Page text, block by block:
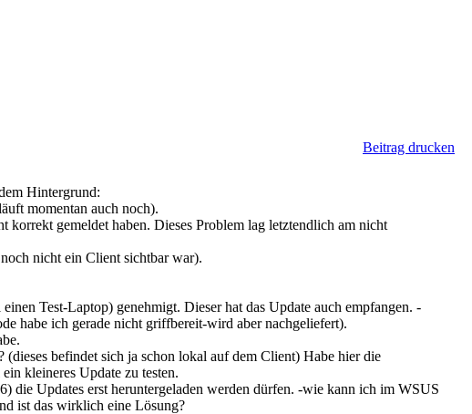
Beitrag drucken
Hintergrund:
momentan auch noch).
gemeldet haben. Dieses Problem lag letztendlich am nicht
nicht ein Client sichtbar war).
Test-Laptop) genehmigt. Dieser hat das Update auch empfangen. -
habe ich gerade nicht griffbereit-wird aber nachgeliefert).
befindet sich ja schon lokal auf dem Client) Habe hier die
kleineres Update zu testen.
die Updates erst heruntergeladen werden dürfen. -wie kann ich im WSUS
ist das wirklich eine Lösung?